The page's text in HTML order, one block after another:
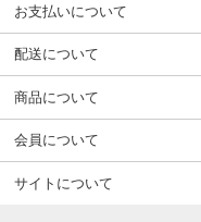
お支払いについて
配送について
商品について
会員について
サイトについて